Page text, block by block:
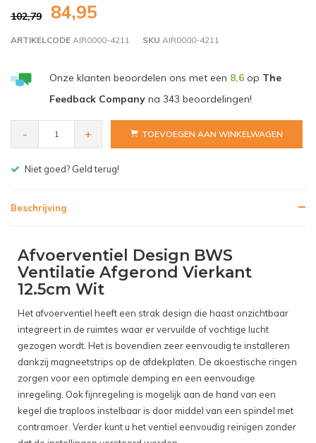
102,79 84,95
ARTIKELCODE AIR0000-4211 SKU AIR0000-4211
Onze klanten beoordelen ons met een 8,6op The
Feedback Companyna 343 beoordelingen!
- + TOEVOEGEN AAN WINKELWAGEN
Gratis bezorgen v.a. € 150,- (NL)
Beschrijving
Afvoerventiel Design BWS
Ventilatie Afgerond Vierkant
12.5cm Wit
Het afvoerventiel heeft een strak design die haast onzichtbaar
integreert in de ruimtes waar er vervuilde of vochtige lucht
gezogen wordt. Het is bovendien zeer eenvoudig te installeren
dankzij magneetstrips op de afdekplaten. De akoestische ringen
zorgen voor een optimale demping en een eenvoudige
inregeling. Ook fijnregeling is mogelijk aan de hand van een
kegel die traploos instelbaar is door middel van een spindel met
contramoer. Verder kunt u het ventiel eenvoudig reinigen zonder